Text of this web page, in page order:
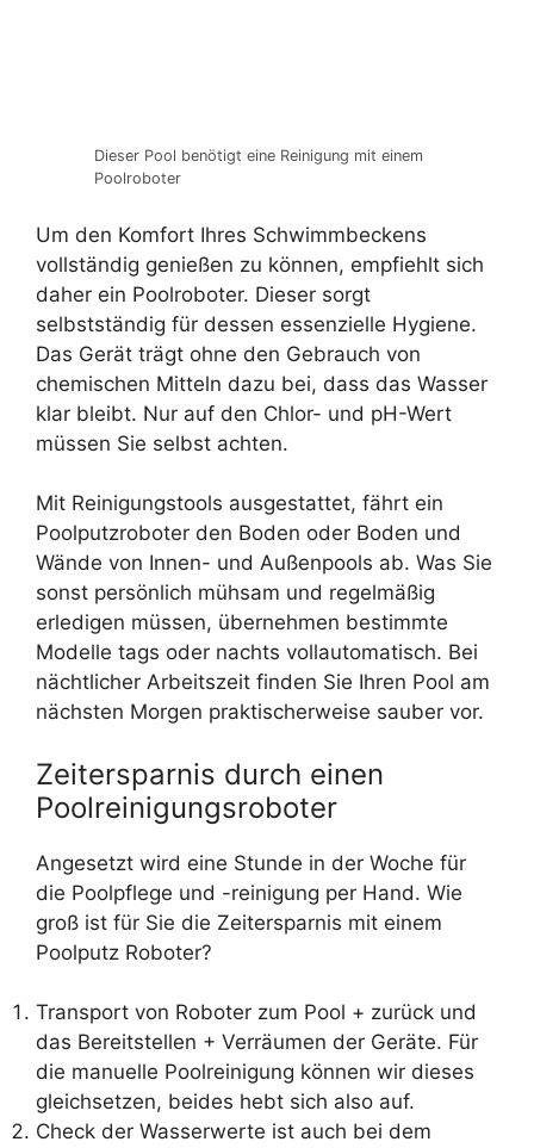
Dieser Pool benötigt eine Reinigung mit einem
Poolroboter
Um den Komfort Ihres Schwimmbeckens
vollständig genießen zu können, empfiehlt sich
daher ein Poolroboter. Dieser sorgt
selbstständig für dessen essenzielle Hygiene.
Das Gerät trägt ohne den Gebrauch von
chemischen Mitteln dazu bei, dass das Wasser
klar bleibt. Nur auf den Chlor- und pH-Wert
müssen Sie selbst achten.
Mit Reinigungstools ausgestattet, fährt ein
Poolputzroboter den Boden oder Boden und
Wände von Innen- und Außenpools ab. Was Sie
sonst persönlich mühsam und regelmäßig
erledigen müssen, übernehmen bestimmte
Modelle tags oder nachts vollautomatisch. Bei
nächtlicher Arbeitszeit finden Sie Ihren Pool am
nächsten Morgen praktischerweise sauber vor.
Zeitersparnis durch einen
Poolreinigungsroboter
Angesetzt wird eine Stunde in der Woche für
die Poolpflege und -reinigung per Hand. Wie
groß ist für Sie die Zeitersparnis mit einem
Poolputz Roboter?
Transport von Roboter zum Pool + zurück und
das Bereitstellen + Verräumen der Geräte. Für
die manuelle Poolreinigung können wir dieses
gleichsetzen, beides hebt sich also auf.
Check der Wasserwerte ist auch bei dem